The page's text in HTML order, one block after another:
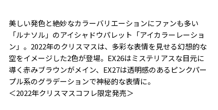
美しい発色と絶妙なカラーバリエーションにファンも多い
「ルナソル」のアイシャドウパレット「アイカラーレーショ
ン」。2022年のクリスマスは、多彩な表情を見せる幻想的な
空をイメージした2色が登場。EX26はミステリアスな目元に
導く赤みブラウンがメイン、EX27は透明感のあるピンクパー
プル系のグラデーションで神秘的な表情に。
＜2022年クリスマスコフレ限定発売＞